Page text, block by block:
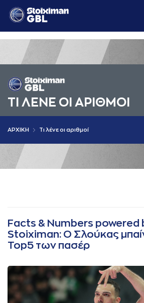
ΤΙ ΛΕΝΕ ΟΙ AΡΙΘΜΟΙ
AΡΧΙΚΗ Τι λένε οι αριθμοί
Facts & Numbers powered
Stoiximan: Ο Σλούκας
Top5 των πασέρ